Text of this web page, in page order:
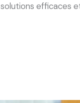
solutions efficaces